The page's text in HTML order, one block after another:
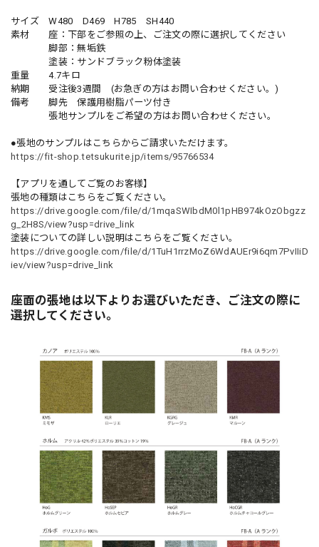
サイズ W480 D469 H785 SH440
素材 座：下部をご参照の上、ご注文の際に選択してください
脚部：無垢鉄
塗装：サンドブラック粉体塗装
重量 4.7キロ
納期 受注後3週間 (お急ぎの方はお問い合わせください。)
備考 脚先 保護用樹脂パーツ付き
張地サンプルをご希望の方はお問い合わせください。
●張地のサンプルはこちらからご請求いただけます。
https://fit-shop.tetsukurite.jp/items/95766534
【アプリを通してご覧のお客様】
張地の種類はこちらをご覧ください。
https://drive.google.com/file/d/1mqaSWIbdM0l1pHB974kOzObgzz
g_2H8S/view?usp=drive_link
塗装についての詳しい説明はこちらをご覧ください。
https://drive.google.com/file/d/1TuH1rrzMoZ6WdAUEr9i6qm7PvIIiD
iev/view?usp=drive_link
座面の張地は以下よりお選びいただき、ご注文の際に
選択してください。